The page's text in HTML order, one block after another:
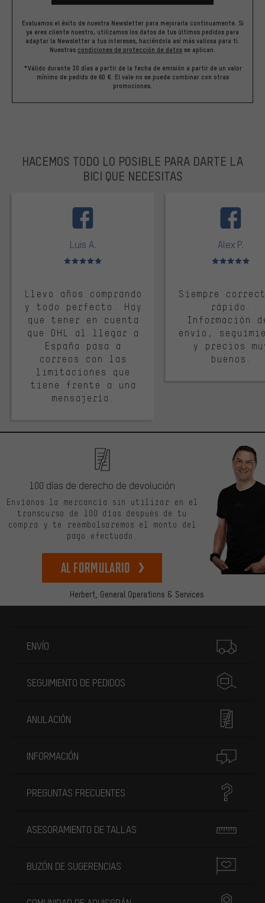
Evaluamos el éxito de nuestra Newsletter para mejorarla continuamente. Si
ya eres cliente nuestro, utilizamos los datos de tus últimos pedidos para
adaptar la Newsletter a tus intereses, haciéndola así más valiosa para ti.
Nuestras condiciones de protección de datos se aplican.
*Válido durante 30 días a partir de la fecha de emisión a partir de un valor
mínimo de pedido de 60 €. El vale no se puede combinar con otras
promociones.
HACEMOS TODO LO POSIBLE PARA DARTE LA
BICI QUE NECESITAS
Luis A.
Valoración media: 5 de 5
Llevo años comprando
y todo perfecto. Hay
que tener en cuenta
que DHL al llegar a
España pasa a
correos con las
limitaciones que
tiene frente a una
mensajería.
Alex P.
Valoración
Siempre
rápido.
Información
envío,
y precios
buenos.
Herbert, General Operations & Services
100 días de derecho de devolución
Envíanos la mercancía sin utilizar en el
transcurso de 100 días después de tu
compra y te reembolsaremos el monto del
pago efectuado.
Al formulario
ENVÍO
SEGUIMIENTO DE PEDIDOS
ANULACIÓN
INFORMACIÓN
PREGUNTAS FRECUENTES
ASESORAMIENTO DE TALLAS
BUZÓN DE SUGERENCIAS